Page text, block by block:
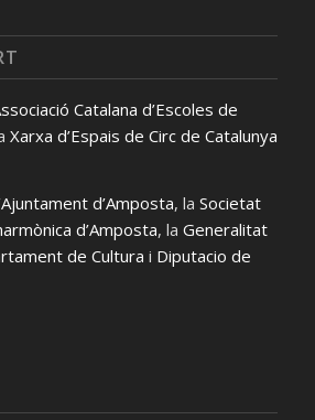
Catalana d’Escoles de
Xarxa d’Espais de Circ de Catalunya
Ajuntament d’Amposta, la Societat
d’Amposta, la Generalitat
de Cultura i Diputacio de